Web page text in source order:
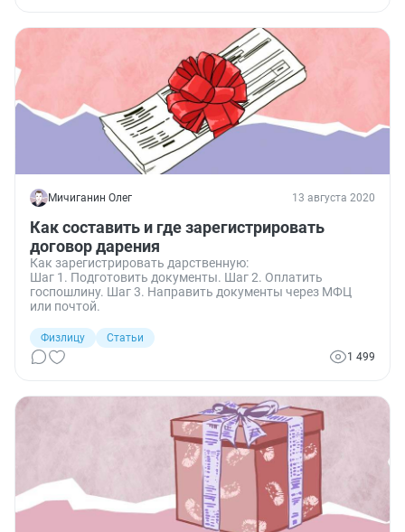
Мичиганин Олег 13 августа 2020
Как составить и где зарегистрировать
договор дарения
Как зарегистрировать дарственную:
Шаг 1. Подготовить документы. Шаг 2. Оплатить
госпошлину. Шаг 3. Направить документы через МФЦ
или почтой.
Физлицу
Статьи
1 499